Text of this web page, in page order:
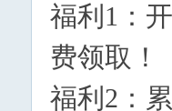
福利1：
费领取！
福利2：